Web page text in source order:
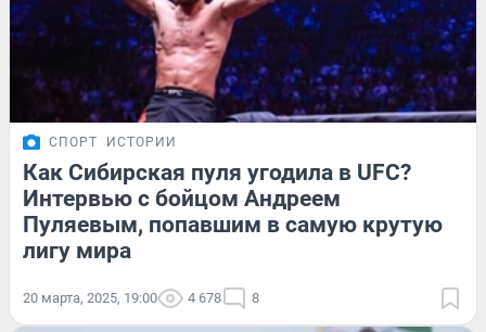
СПОРТ ИСТОРИИ
Как Сибирская пуля угодила в UFC?
Интервью с бойцом Андреем
Пуляевым, попавшим в самую крутую
лигу мира
20 марта, 2025, 19:00 4 678 8